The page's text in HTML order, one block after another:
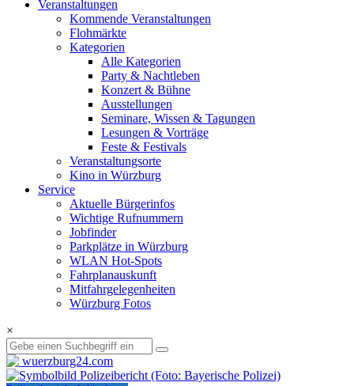
Veranstaltungen
Kommende Veranstaltungen
Flohmärkte
Kategorien
Alle Kategorien
Party & Nachtleben
Konzert & Bühne
Ausstellungen
Seminare, Wissen & Tagungen
Lesungen & Vorträge
Feste & Festivals
Veranstaltungsorte
Kino in Würzburg
Service
Aktuelle Bürgerinfos
Wichtige Rufnummern
Jobfinder
Parkplätze in Würzburg
WLAN Hot-Spots
Fahrplanauskunft
Mitfahrgelegenheiten
Würzburg Fotos
×